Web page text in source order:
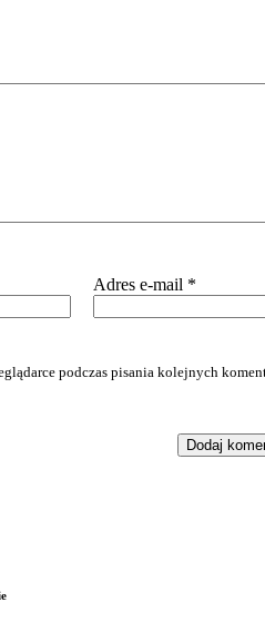
Adres e-mail *
podczas pisania kolejnych